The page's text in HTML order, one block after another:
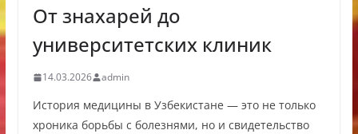
От знахарей до
университетских клиник
14.03.2026 admin
История медицины в Узбекистане — это не только
хроника борьбы с болезнями, но и свидетельство